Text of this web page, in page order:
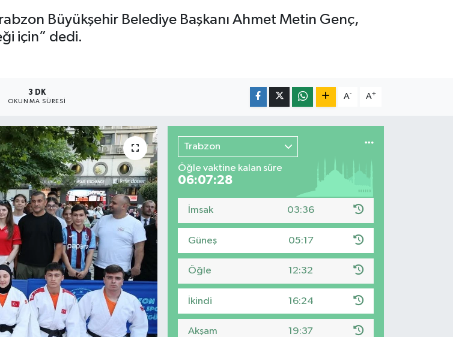
Büyükşehir Belediye Başkanı Ahmet Metin Genç,
için” dedi.
3 DK
OKUNMA SÜRESI
A- A+
Trabzon
Öğle vaktine kalan süre
06:07:26
İmsak 03:36
Güneş 05:17
Öğle 12:32
İkindi 16:24
Akşam 19:37